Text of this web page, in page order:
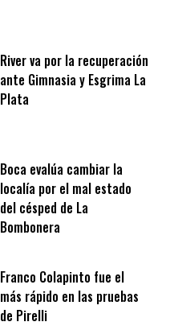
River va por la recuperación
ante Gimnasia y Esgrima La
Plata
Boca evalúa cambiar la
localía por el mal estado
del césped de La
Bombonera
Franco Colapinto fue el
más rápido en las pruebas
de Pirelli